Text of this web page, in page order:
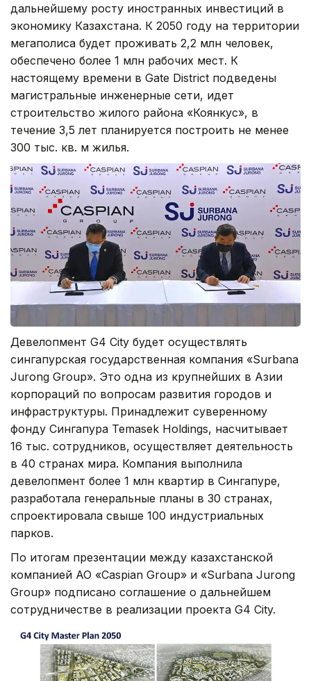
дальнейшему росту иностранных инвестиций в
экономику Казахстана. К 2050 году на территории
мегаполиса будет проживать 2,2 млн человек,
обеспечено более 1 млн рабочих мест. К
настоящему времени в Gate District подведены
магистральные инженерные сети, идет
строительство жилого района «Коянкус», в
течение 3,5 лет планируется построить не менее
300 тыс. кв. м жилья.
Девелопмент G4 City будет осуществлять
сингапурская государственная компания «Surbana
Jurong Group». Это одна из крупнейших в Азии
корпораций по вопросам развития городов и
инфраструктуры. Принадлежит суверенному
фонду Сингапура Temasek Holdings, насчитывает
16 тыс. сотрудников, осуществляет деятельность
в 40 странах мира. Компания выполнила
девелопмент более 1 млн квартир в Сингапуре,
разработала генеральные планы в 30 странах,
спроектировала свыше 100 индустриальных
парков.
По итогам презентации между казахстанской
компанией АО «Caspian Group» и «Surbana Jurong
Group» подписано соглашение о дальнейшем
сотрудничестве в реализации проекта G4 City.